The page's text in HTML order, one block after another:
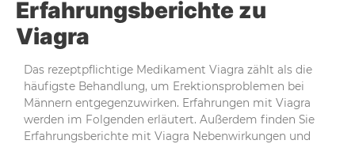
Erfahrungsberichte zu
Viagra
Das rezeptpflichtige Medikament Viagra zählt als die
häufigste Behandlung, um Erektionsproblemen bei
Männern entgegenzuwirken. Erfahrungen mit Viagra
werden im Folgenden erläutert. Außerdem finden Sie
Erfahrungsberichte mit Viagra Nebenwirkungen und